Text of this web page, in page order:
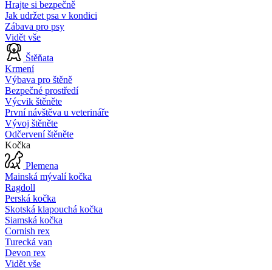
Hrajte si bezpečně
Jak udržet psa v kondici
Zábava pro psy
Vidět vše
Štěňata
Krmení
Výbava pro štěně
Bezpečné prostředí
Výcvik štěněte
První návštěva u veterináře
Vývoj štěněte
Odčervení štěněte
Kočka
Plemena
Mainská mývalí kočka
Ragdoll
Perská kočka
Skotská klapouchá kočka
Siamská kočka
Cornish rex
Turecká van
Devon rex
Vidět vše